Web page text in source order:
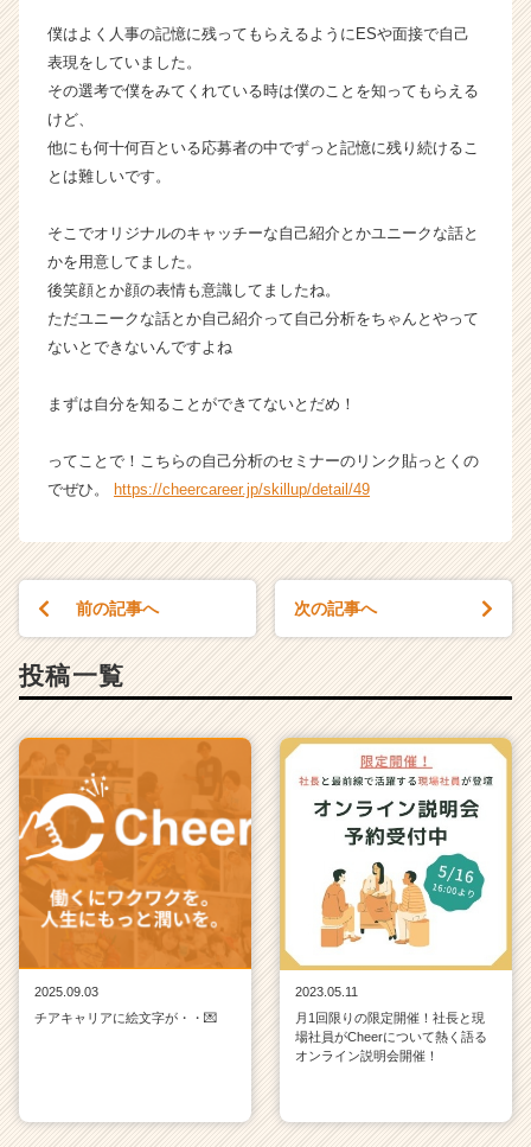
僕はよく人事の記憶に残ってもらえるようにESや面接で自己
表現をしていました。
その選考で僕をみてくれている時は僕のことを知ってもらえる
けど、
他にも何十何百といる応募者の中でずっと記憶に残り続けるこ
とは難しいです。
そこでオリジナルのキャッチーな自己紹介とかユニークな話と
かを用意してました。
後笑顔とか顔の表情も意識してましたね。
ただユニークな話とか自己紹介って自己分析をちゃんとやって
ないとできないんですよね
まずは自分を知ることができてないとだめ！
ってことで！こちらの自己分析のセミナーのリンク貼っとくの
でぜひ。
https://cheercareer.jp/skillup/detail/49
前の記事へ 次の記事へ
投稿一覧
2025.09.03
チアキャリアに絵文字が・・💌
2023.05.11
月1回限りの限定開催！社長と現
場社員がCheerについて熱く語る
オンライン説明会開催！